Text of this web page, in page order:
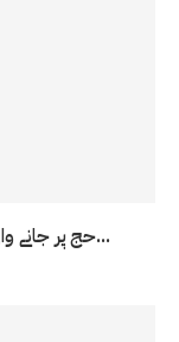
حج پر جانے والی 10 بزرگ خواتین کی مریم نواز اور نواز...